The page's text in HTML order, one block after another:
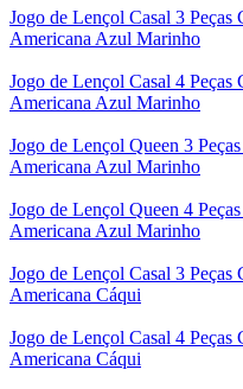
Jogo de Lençol Casal 3
Americana Azul Marinho
Jogo de Lençol Casal 4
Americana Azul Marinho
Jogo de Lençol Queen 3
Americana Azul Marinho
Jogo de Lençol Queen 4
Americana Azul Marinho
Jogo de Lençol Casal 3
Americana Cáqui
Jogo de Lençol Casal 4
Americana Cáqui